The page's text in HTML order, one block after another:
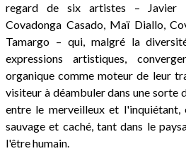
regard de six artistes – Javier
Covadonga Casado, Maï Diallo,
Tamargo – qui, malgré la
expressions artistiques,
organique comme moteur de leur
visiteur à déambuler dans une
entre le merveilleux et
sauvage et caché, tant dans le
l'être humain.